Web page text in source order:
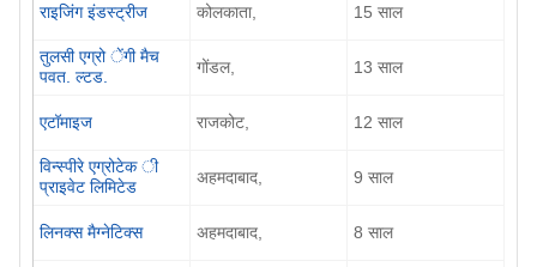
राइजिंग इंडस्ट्रीज कोलकाता, 15 साल
तुलसी एग्रो ेंगी मैच
पवत. ल्टड.
गोंडल, 13 साल
एटॉमाइज राजकोट, 12 साल
विन्स्पीरे एग्रोटेक ी
प्राइवेट लिमिटेड
अहमदाबाद, 9 साल
लिनक्स मैग्नेटिक्स अहमदाबाद, 8 साल